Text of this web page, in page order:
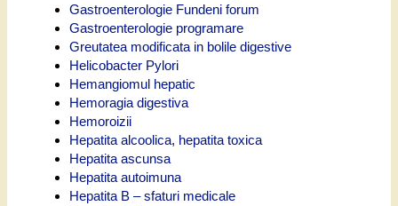
Gastroenterologie Fundeni forum
Gastroenterologie programare
Greutatea modificata in bolile digestive
Helicobacter Pylori
Hemangiomul hepatic
Hemoragia digestiva
Hemoroizii
Hepatita alcoolica, hepatita toxica
Hepatita ascunsa
Hepatita autoimuna
Hepatita B – sfaturi medicale